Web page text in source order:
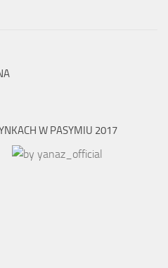
W PASYMIU 2017